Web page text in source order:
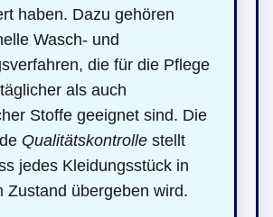
haben. Dazu gehören
Wasch- und
die für die Pflege
als auch
Stoffe geeignet sind. Die
Qualitätskontrolle stellt
jedes Kleidungsstück in
Zustand übergeben wird.